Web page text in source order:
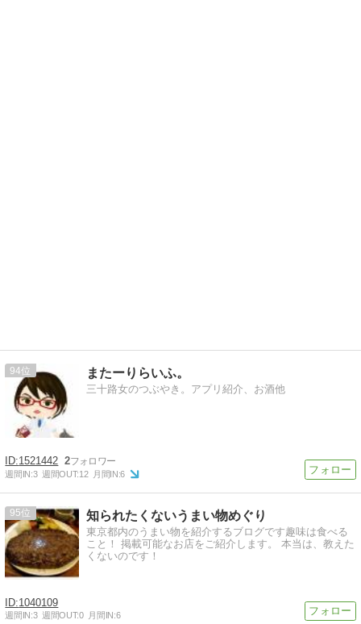
94 またーりらいふ。
三十路女のつぶやき。アプリ紹介、お酒他
1521442 2
週間IN:3 週間OUT:12 月間IN:6
95 知られたくないうまい物めぐり
東京都内のうまい物を紹介するブログです趣味は食べる
こと！ 掲載可能なお店をご紹介します。 本当は、教えた
くないのです！
1040109
週間IN:3 週間OUT:0 月間IN:6